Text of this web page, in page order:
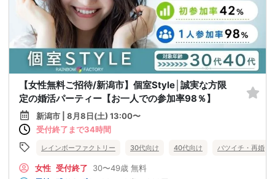
【女性無料ご招待/新潟市】個室Style│誠実な方限
定の婚活パーティー【お一人での参加率98％】
新潟市 | 8月8日(土) 13:00〜
受付終了まで34時間
レインボーファクトリー 30代向け 40代向け バツイチ・再婚
女性 受付終了 30〜49歳 無料